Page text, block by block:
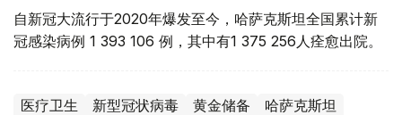
自新冠大流行于2020年爆发至今，哈萨克斯坦全国累计新
冠感染病例 1 393 106 例，其中有1 375 256人痊愈出院。
医疗卫生 新型冠状病毒 黄金储备 哈萨克斯坦